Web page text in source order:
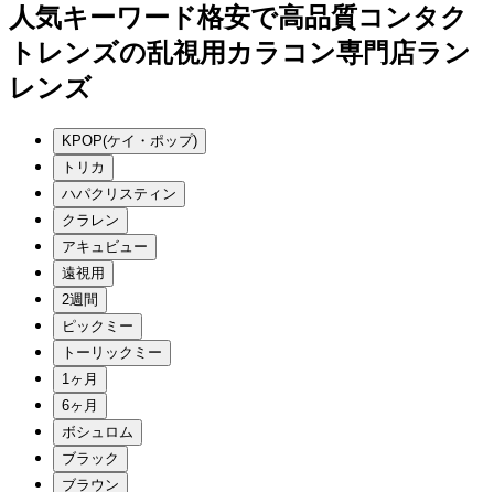
人気キーワード格安で高品質コンタク
トレンズの乱視用カラコン専門店ラン
レンズ